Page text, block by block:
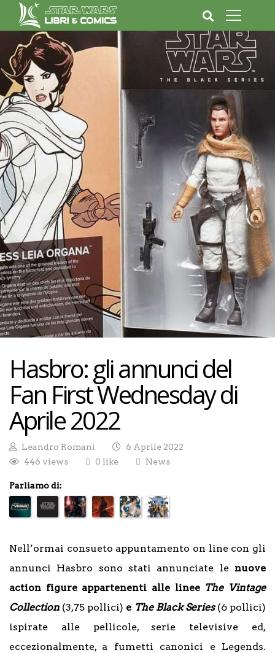
Hasbro: gli annunci del
Fan First Wednesday di
Aprile 2022
Leandro Romani
6 Aprile 2022
446 views
0 like News
Parliamo di:
Nell’ormai consueto appuntamento on line con gli
annunci Hasbro sono stati annunciate le nuove
action figure appartenenti alle linee The Vintage
Collection (3,75 pollici) e The Black Series(6 pollici)
ispirate alle pellicole, serie televisive ed,
eccezionalmente, a fumetti canonici e Legends.